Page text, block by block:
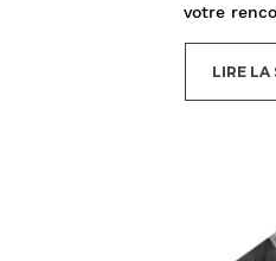
votre
LIRE LA